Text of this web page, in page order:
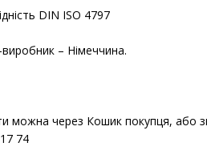
піддавати автоклавування.
DIN ISO 4797